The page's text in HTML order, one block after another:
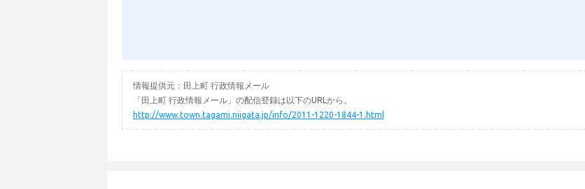
情報提供元：田上町 行政情報メール
「田上町 行政情報メール」の配信登録は以下のURLから。
http://www.town.tagami.niigata.jp/info/2011-1220-1844-1.html